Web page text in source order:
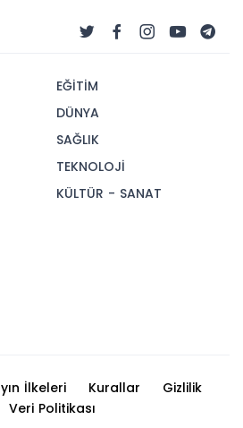
EĞİTİM
DÜNYA
SAĞLIK
TEKNOLOJİ
KÜLTÜR - SANAT
İlkeleri Kurallar
Gizlilik
Veri Politikası